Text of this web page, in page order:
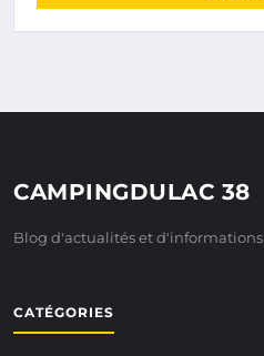
CAMPINGDULAC 38
Blog d'actualités et d'informations
CATÉGORIES